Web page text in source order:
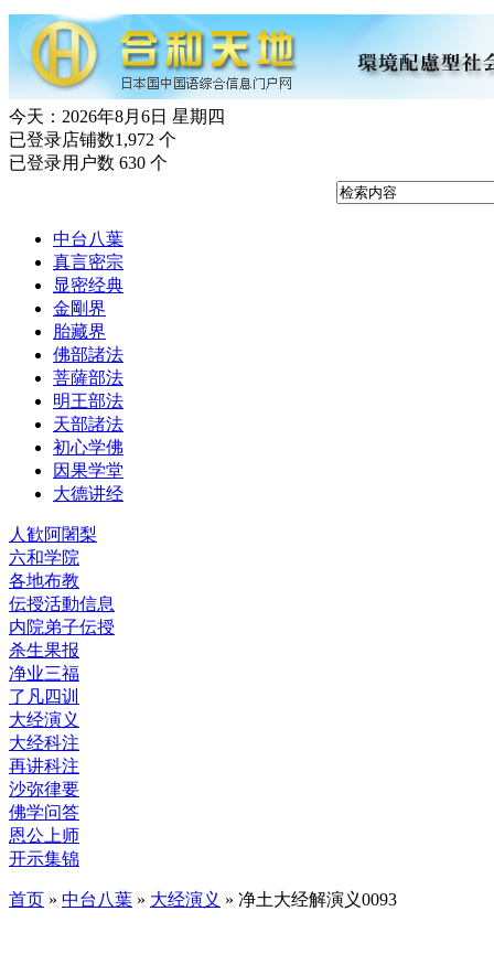
今天：2026年8月6日 星期四
已登录店铺数1,972 个
已登录用户数 630 个
中台八葉
真言密宗
显密经典
金剛界
胎藏界
佛部諸法
菩薩部法
明王部法
天部諸法
初心学佛
因果学堂
大德讲经
人歓阿闍梨
六和学院
各地布教
伝授活動信息
内院弟子伝授
杀生果报
净业三福
了凡四训
大经演义
大经科注
再讲科注
沙弥律要
佛学问答
恩公上师
开示集锦
首页 » 中台八葉 » 大经演义 » 净土大经解演义0093